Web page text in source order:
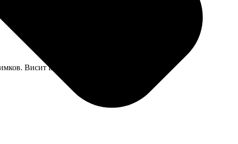
Висит в гараже.